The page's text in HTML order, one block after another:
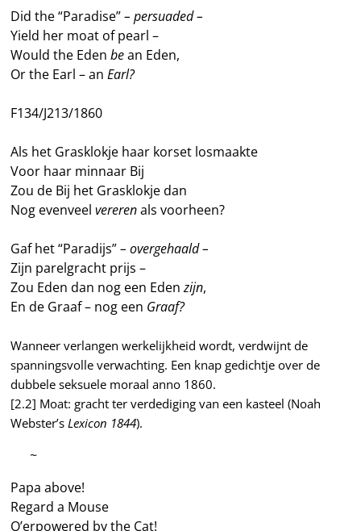
Did the “Paradise”– persuaded –
Yield her moat of pearl –
Would the Edenbean Eden,
Or the Earl – anEarl?
F134/J213/1860
Als het Grasklokje haar korset losmaakte
Voor haar minnaar Bij
Zou de Bij het Grasklokje dan
Nog evenveelvererenals voorheen?
Gaf het “Paradijs”– overgehaald –
Zijn parelgracht prijs –
Zou Eden dan nog een Edenzijn,
En de Graaf – nog een Graaf?
Wanneer verlangen werkelijkheid wordt, verdwijnt de
spanningsvolle verwachting. Een knap gedichtje over de
dubbele seksuele moraal anno 1860.
[2.2] Moat: gracht ter verdediging van een kasteel (Noah
Webster’sLexicon 1844).
—–~
Papa above!
Regard a Mouse
O’erpowered by the Cat!